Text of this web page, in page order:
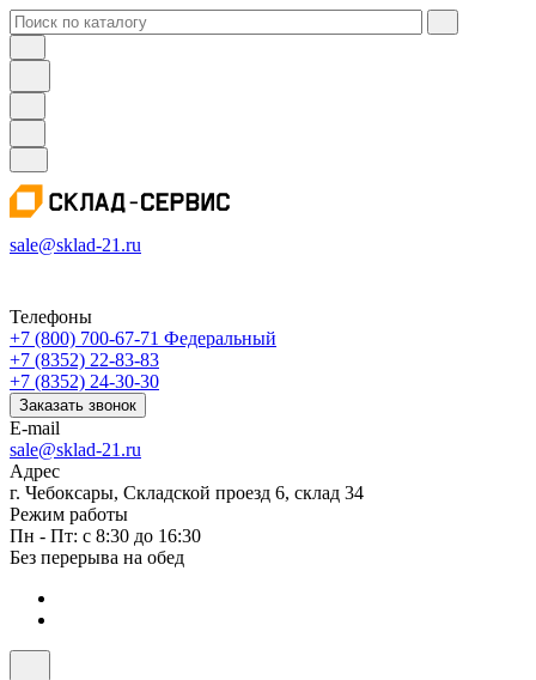
sale@sklad-21.ru
Телефоны
+7 (800) 700-67-71 Федеральный
+7 (8352) 22-83-83
+7 (8352) 24-30-30
Заказать звонок
E-mail
sale@sklad-21.ru
Адрес
г. Чебоксары, Складской проезд 6, склад 34
Режим работы
Пн - Пт: с 8:30 до 16:30
Без перерыва на обед